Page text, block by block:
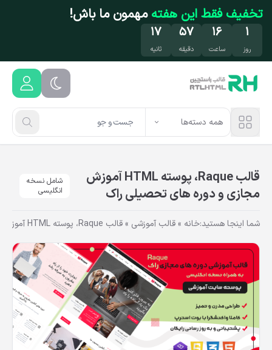
رفتن به محتوای اصلی
تخفیف محدودروی محصولات محبوب! فرصت رو
از دست نده!
۱ ۱۶ ۵۷ ۱۵
همه دسته‌ها
قالب Raque، پوسته HTML آموزش
شما اینجا هستید:خانه»قالب آموزشی»قالب Raque، پوسته HTML آموزش مجازی و دوره های تحصیلی راک